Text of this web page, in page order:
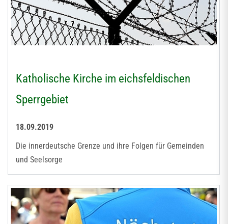
Katholische Kirche im eichsfeldischen
Sperrgebiet
18.09.2019
Die innerdeutsche Grenze und ihre Folgen für Gemeinden
und Seelsorge